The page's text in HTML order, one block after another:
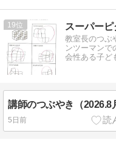
19 スーパー
教室長のつぶ
ンツーマンで
会性ある子ど
講師のつぶやき（2026.8
5日前